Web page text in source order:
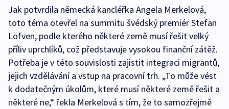
Jak potvrdila německá kancléřka Angela Merkelová,
toto téma otevřel na summitu švédský premiér Stefan
Löfven, podle kterého některé země musí řešit velký
příliv uprchlíků, což představuje vysokou finanční zátěž.
Potřeba je v této souvislosti zajistit integraci migrantů,
jejich vzdělávání a vstup na pracovní trh. „To může vést
k dodatečným úkolům, které musí některé země řešit a
některé ne,“ řekla Merkelová s tím, že to samozřejmě